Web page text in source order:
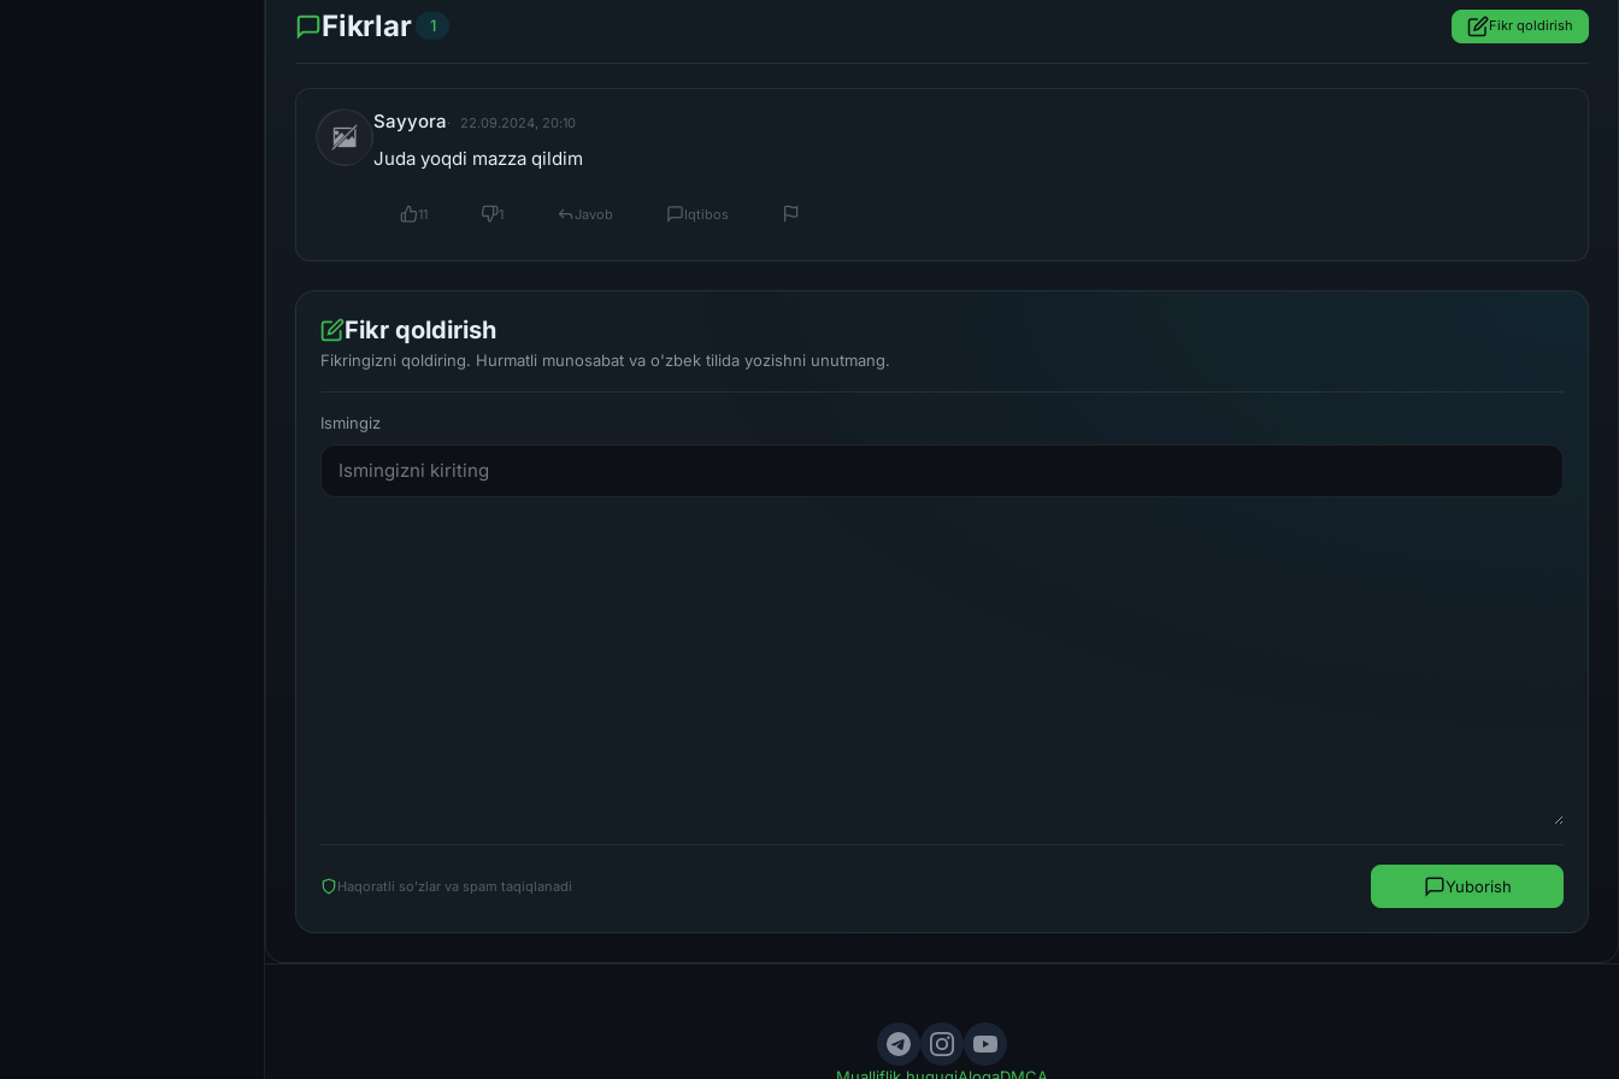
Fikrlar 1 Fikr qoldirish
Sayyora 22.09.2024, 20:10
Juda yoqdi mazza qildim
11 1 Javob Iqtibos
Fikr qoldirish
Fikringizni qoldiring. Hurmatli munosabat va o'zbek tilida yozishni unutmang.
Ismingiz
Haqoratli so'zlar va spam taqiqlanadi Yuborish